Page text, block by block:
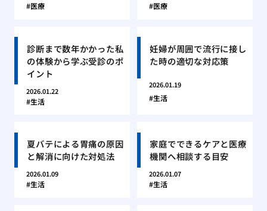
医療 医療
診断まで数年かかった私
の体験から学ぶ受診のポ
イント
2026.01.22
生活
妊婦が周囲で流行に接し
た時の適切な対応策
2026.01.19
生活
夏バテによる胃痛の原因
と解消に向けた対処法
2026.01.09
生活
家庭でできるケアと医療
機関へ相談する目安
2026.01.07
生活